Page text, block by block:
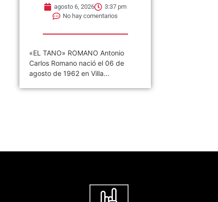
agosto 6, 2026
3:37 pm
No hay comentarios
«EL TANO» ROMANO Antonio
Carlos Romano nació el 06 de
agosto de 1962 en Villa...